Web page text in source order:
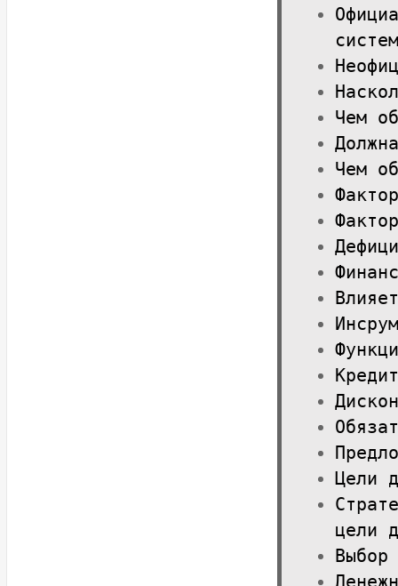
Чем
Чем
Цели
цели
Выбор